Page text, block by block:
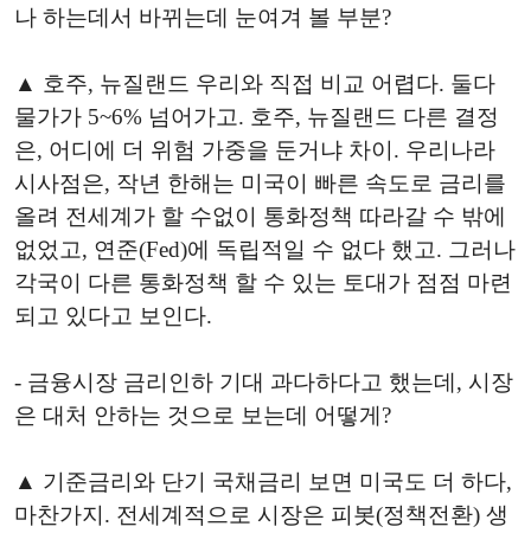
나 하는데서 바뀌는데 눈여겨 볼 부분?
▲ 호주, 뉴질랜드 우리와 직접 비교 어렵다. 둘다
물가가 5~6% 넘어가고. 호주, 뉴질랜드 다른 결정
은, 어디에 더 위험 가중을 둔거냐 차이. 우리나라
시사점은, 작년 한해는 미국이 빠른 속도로 금리를
올려 전세계가 할 수없이 통화정책 따라갈 수 밖에
없었고, 연준(Fed)에 독립적일 수 없다 했고. 그러나
각국이 다른 통화정책 할 수 있는 토대가 점점 마련
되고 있다고 보인다.
- 금융시장 금리인하 기대 과다하다고 했는데, 시장
은 대처 안하는 것으로 보는데 어떻게?
▲ 기준금리와 단기 국채금리 보면 미국도 더 하다,
마찬가지. 전세계적으로 시장은 피봇(정책전환) 생